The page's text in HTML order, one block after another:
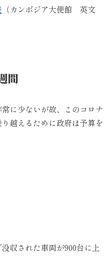
（カンボジア大使館 英文
間
に少ないが故、このコロナ
越えるために政府は予算を
収された車両が900台に上